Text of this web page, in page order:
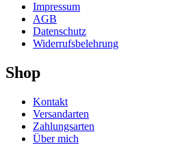
Impressum
AGB
Datenschutz
Widerrufsbelehrung
Shop
Kontakt
Versandarten
Zahlungsarten
Über mich